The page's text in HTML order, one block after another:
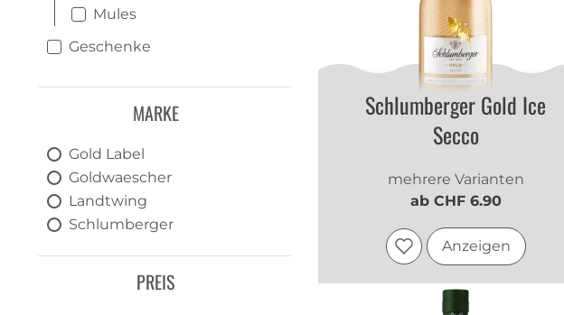
Mules
Geschenke
MARKE
Gold Label
Goldwaescher
Landtwing
Schlumberger
PREIS
Schlumberger Gold Ice
Secco
mehrere Varianten
ab CHF 6.90
Anzeigen